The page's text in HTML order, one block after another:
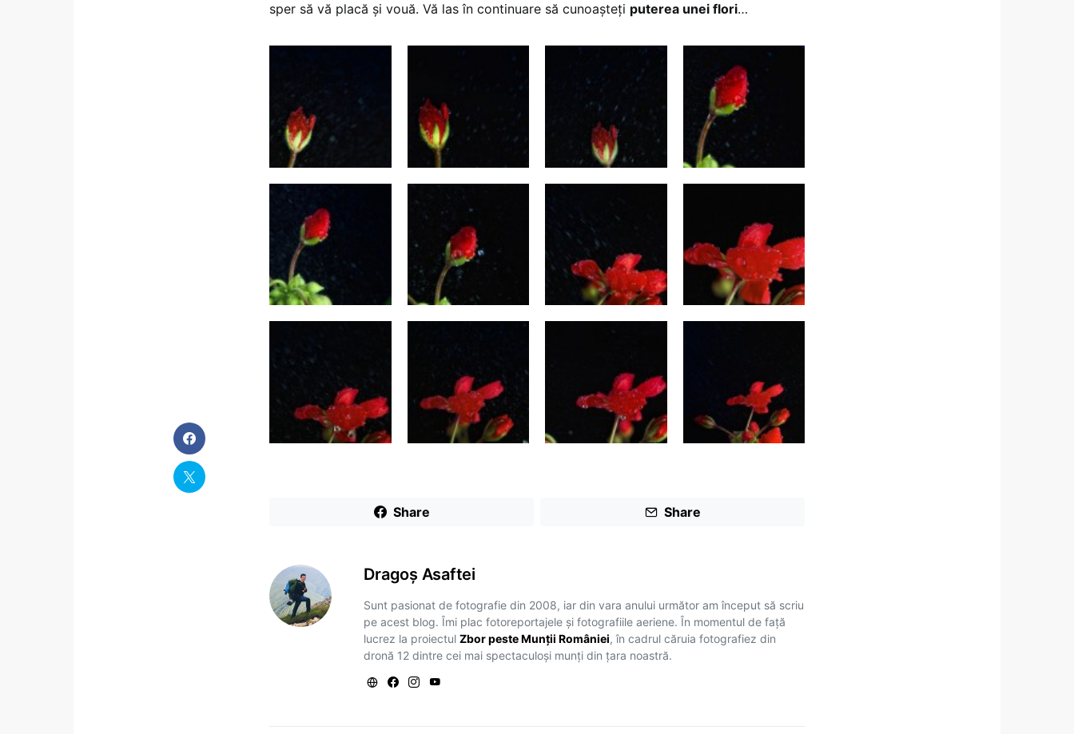
sper să vă placă și vouă. Vă las în continuare să cunoașteți puterea unei flori…
Share Share
Dragoş Asaftei
Sunt pasionat de fotografie din 2008, iar din vara anului următor am început să scriu
pe acest blog. Îmi plac fotoreportajele și fotografiile aeriene. În momentul de față
lucrez la proiectulZbor peste Munții României, în cadrul căruia fotografiez din
dronă 12 dintre cei mai spectaculoși munți din țara noastră.